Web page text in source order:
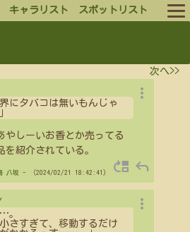
キャラリスト スポットリスト
ログイン
ログアウト
次へ>>
界にタバコは無いもんじゃ
やしーいお香とか売ってる
紹介されている。
more_vert
八坂 - （2024/02/21 18:42:41） move_up reply
…。
さすぎて、移動するだけ
more_vert